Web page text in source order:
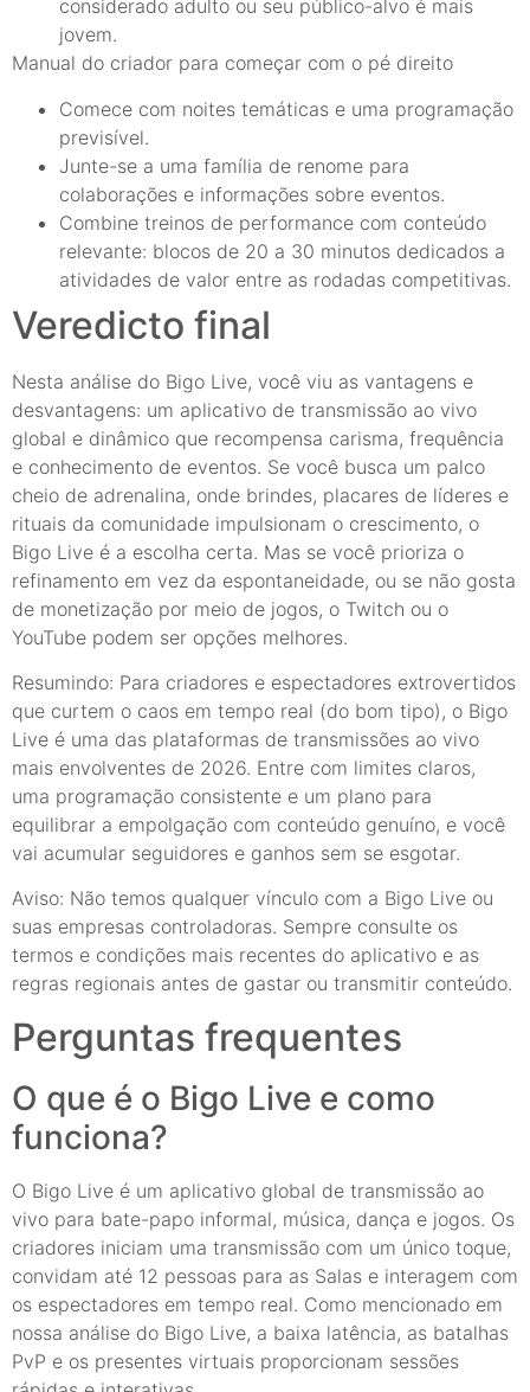
considerado adulto ou seu público-alvo é mais
jovem.
Manual do criador para começar com o pé direito
Comece com noites temáticas e uma programação
previsível.
Junte-se a uma família de renome para
colaborações e informações sobre eventos.
Combine treinos de performance com conteúdo
relevante: blocos de 20 a 30 minutos dedicados a
atividades de valor entre as rodadas competitivas.
Veredicto final
Nesta análise do Bigo Live, você viu as vantagens e
desvantagens: um aplicativo de transmissão ao vivo
global e dinâmico que recompensa carisma, frequência
e conhecimento de eventos. Se você busca um palco
cheio de adrenalina, onde brindes, placares de líderes e
rituais da comunidade impulsionam o crescimento, o
Bigo Live é a escolha certa. Mas se você prioriza o
refinamento em vez da espontaneidade, ou se não gosta
de monetização por meio de jogos, o Twitch ou o
YouTube podem ser opções melhores.
Resumindo: Para criadores e espectadores extrovertidos
que curtem o caos em tempo real (do bom tipo), o Bigo
Live é uma das plataformas de transmissões ao vivo
mais envolventes de 2026. Entre com limites claros,
uma programação consistente e um plano para
equilibrar a empolgação com conteúdo genuíno, e você
vai acumular seguidores e ganhos sem se esgotar.
Aviso: Não temos qualquer vínculo com a Bigo Live ou
suas empresas controladoras. Sempre consulte os
termos e condições mais recentes do aplicativo e as
regras regionais antes de gastar ou transmitir conteúdo.
Perguntas frequentes
O que é o Bigo Live e como
funciona?
O Bigo Live é um aplicativo global de transmissão ao
vivo para bate-papo informal, música, dança e jogos. Os
criadores iniciam uma transmissão com um único toque,
convidam até 12 pessoas para as Salas e interagem com
os espectadores em tempo real. Como mencionado em
nossa análise do Bigo Live, a baixa latência, as batalhas
PvP e os presentes virtuais proporcionam sessões